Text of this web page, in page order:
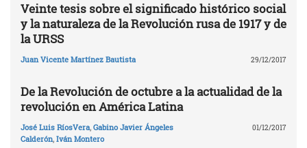
Veinte tesis sobre el significado histórico social
y la naturaleza de la Revolución rusa de 1917 y de
la URSS
Juan Vicente Martínez Bautista 29/12/2017
De la Revolución de octubre a la actualidad de la
revolución en América Latina
José Luis RíosVera, Gabino Javier Ángeles
Calderón, Iván Montero
01/12/2017